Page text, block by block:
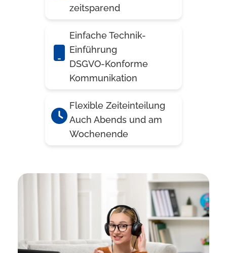
zeitsparend
Einfache Technik-
Einführung
DSGVO-Konforme
Kommunikation
Flexible Zeiteinteilung
Auch Abends und am
Wochenende